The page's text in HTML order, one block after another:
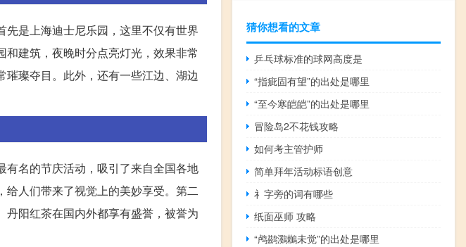
是上海迪士尼乐园，这里不仅有世界
建筑，夜晚时分点亮灯光，效果非常
璨夺目。此外，还有一些江边、湖边
名的节庆活动，吸引了来自全国各地
人们带来了视觉上的美妙享受。第二
阳红茶在国内外都享有盛誉，被誉为
猜你想看的文章
乒乓球标准的球网高度是
“指疵固有望”的出处是哪里
“至今寒皑皑”的出处是哪里
冒险岛2不花钱攻略
如何考主管护师
简单拜年活动标语创意
礻字旁的词有哪些
纸面巫师 攻略
“鸬鹚鸂鶒未觉”的出处是哪里